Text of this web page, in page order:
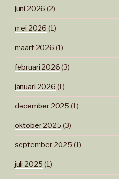
juni 2026 (2)
mei 2026 (1)
maart 2026 (1)
februari 2026 (3)
januari 2026 (1)
december 2025 (1)
oktober 2025 (3)
september 2025 (1)
juli 2025 (1)